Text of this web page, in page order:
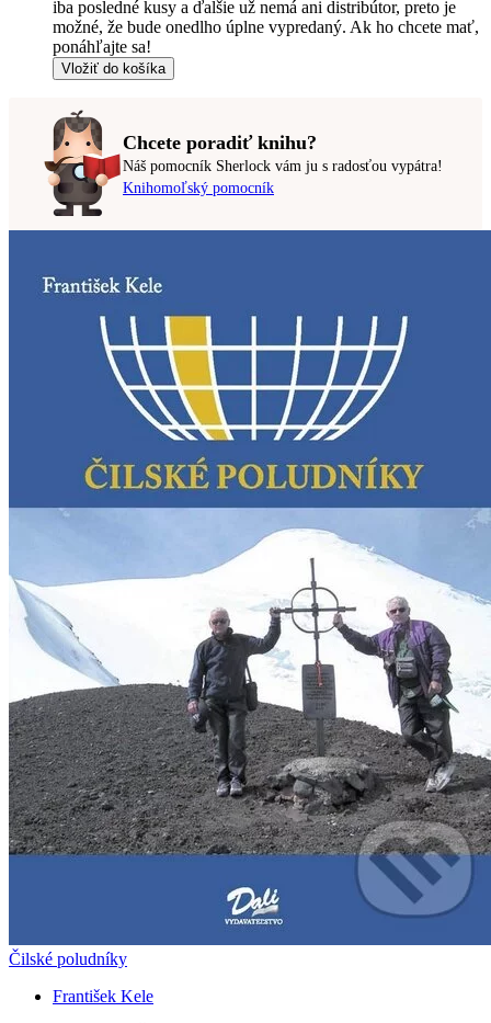
iba posledné kusy a ďalšie už nemá ani distribútor, preto je
možné, že bude onedlho úplne vypredaný. Ak ho chcete mať,
ponáhľajte sa!
Vložiť do košíka
Chcete poradiť knihu?
Náš pomocník Sherlock vám ju s radosťou vypátra!
Knihomoľský pomocník
Čilské poludníky
František Kele